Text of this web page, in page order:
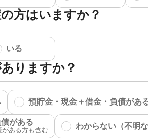
方はいますか？
いる
りますか？
預貯金・現金＋借金・負債があ
がある わからない（不明